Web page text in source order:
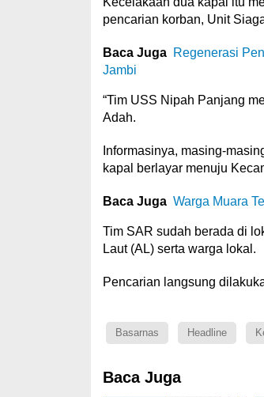
pencarian korban, Unit
Baca Juga
Regenerasi
Jambi
“Tim USS Nipah Panjang
Adah.
Informasinya, masing-
kapal berlayar menuju
Baca Juga Warga Muara
Tim SAR sudah berada di
Laut (AL) serta warga lokal.
Pencarian langsung
Basarnas Headline
Baca Juga